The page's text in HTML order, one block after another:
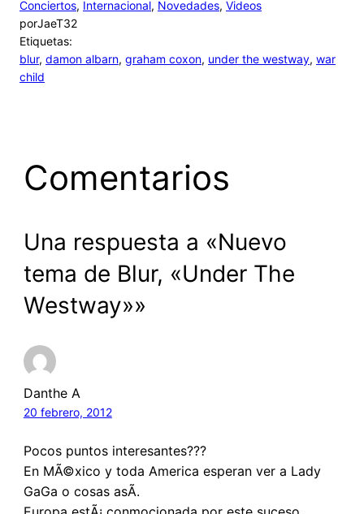
Conciertos, Internacional, Novedades, Videos
porJaeT32
Etiquetas:
blur, damon albarn, graham coxon, under the westway, war
child
Comentarios
Una respuesta a «Nuevo
tema de Blur, «Under The
Westway»»
Danthe A
20 febrero, 2012
Pocos puntos interesantes???
En MÃ©xico y toda America esperan ver a Lady
GaGa o cosas asÃ­.